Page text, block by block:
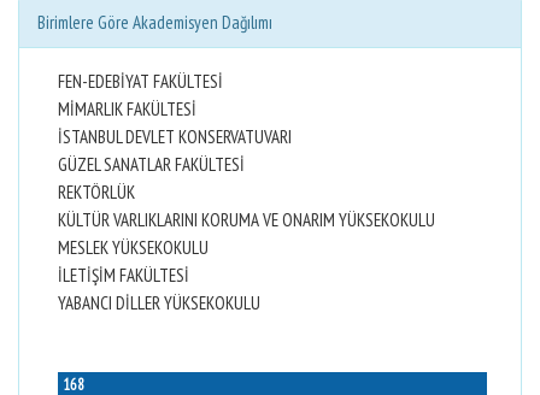
Birimlere Göre Akademisyen Dağılımı
FEN-EDEBİYAT FAKÜLTESİ
MİMARLIK FAKÜLTESİ
İSTANBUL DEVLET KONSERVATUVARI
GÜZEL SANATLAR FAKÜLTESİ
REKTÖRLÜK
KÜLTÜR VARLIKLARINI KORUMA VE ONARIM YÜKSEKOKULU
MESLEK YÜKSEKOKULU
İLETİŞİM FAKÜLTESİ
YABANCI DİLLER YÜKSEKOKULU
168